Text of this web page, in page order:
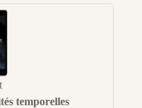
temporelles